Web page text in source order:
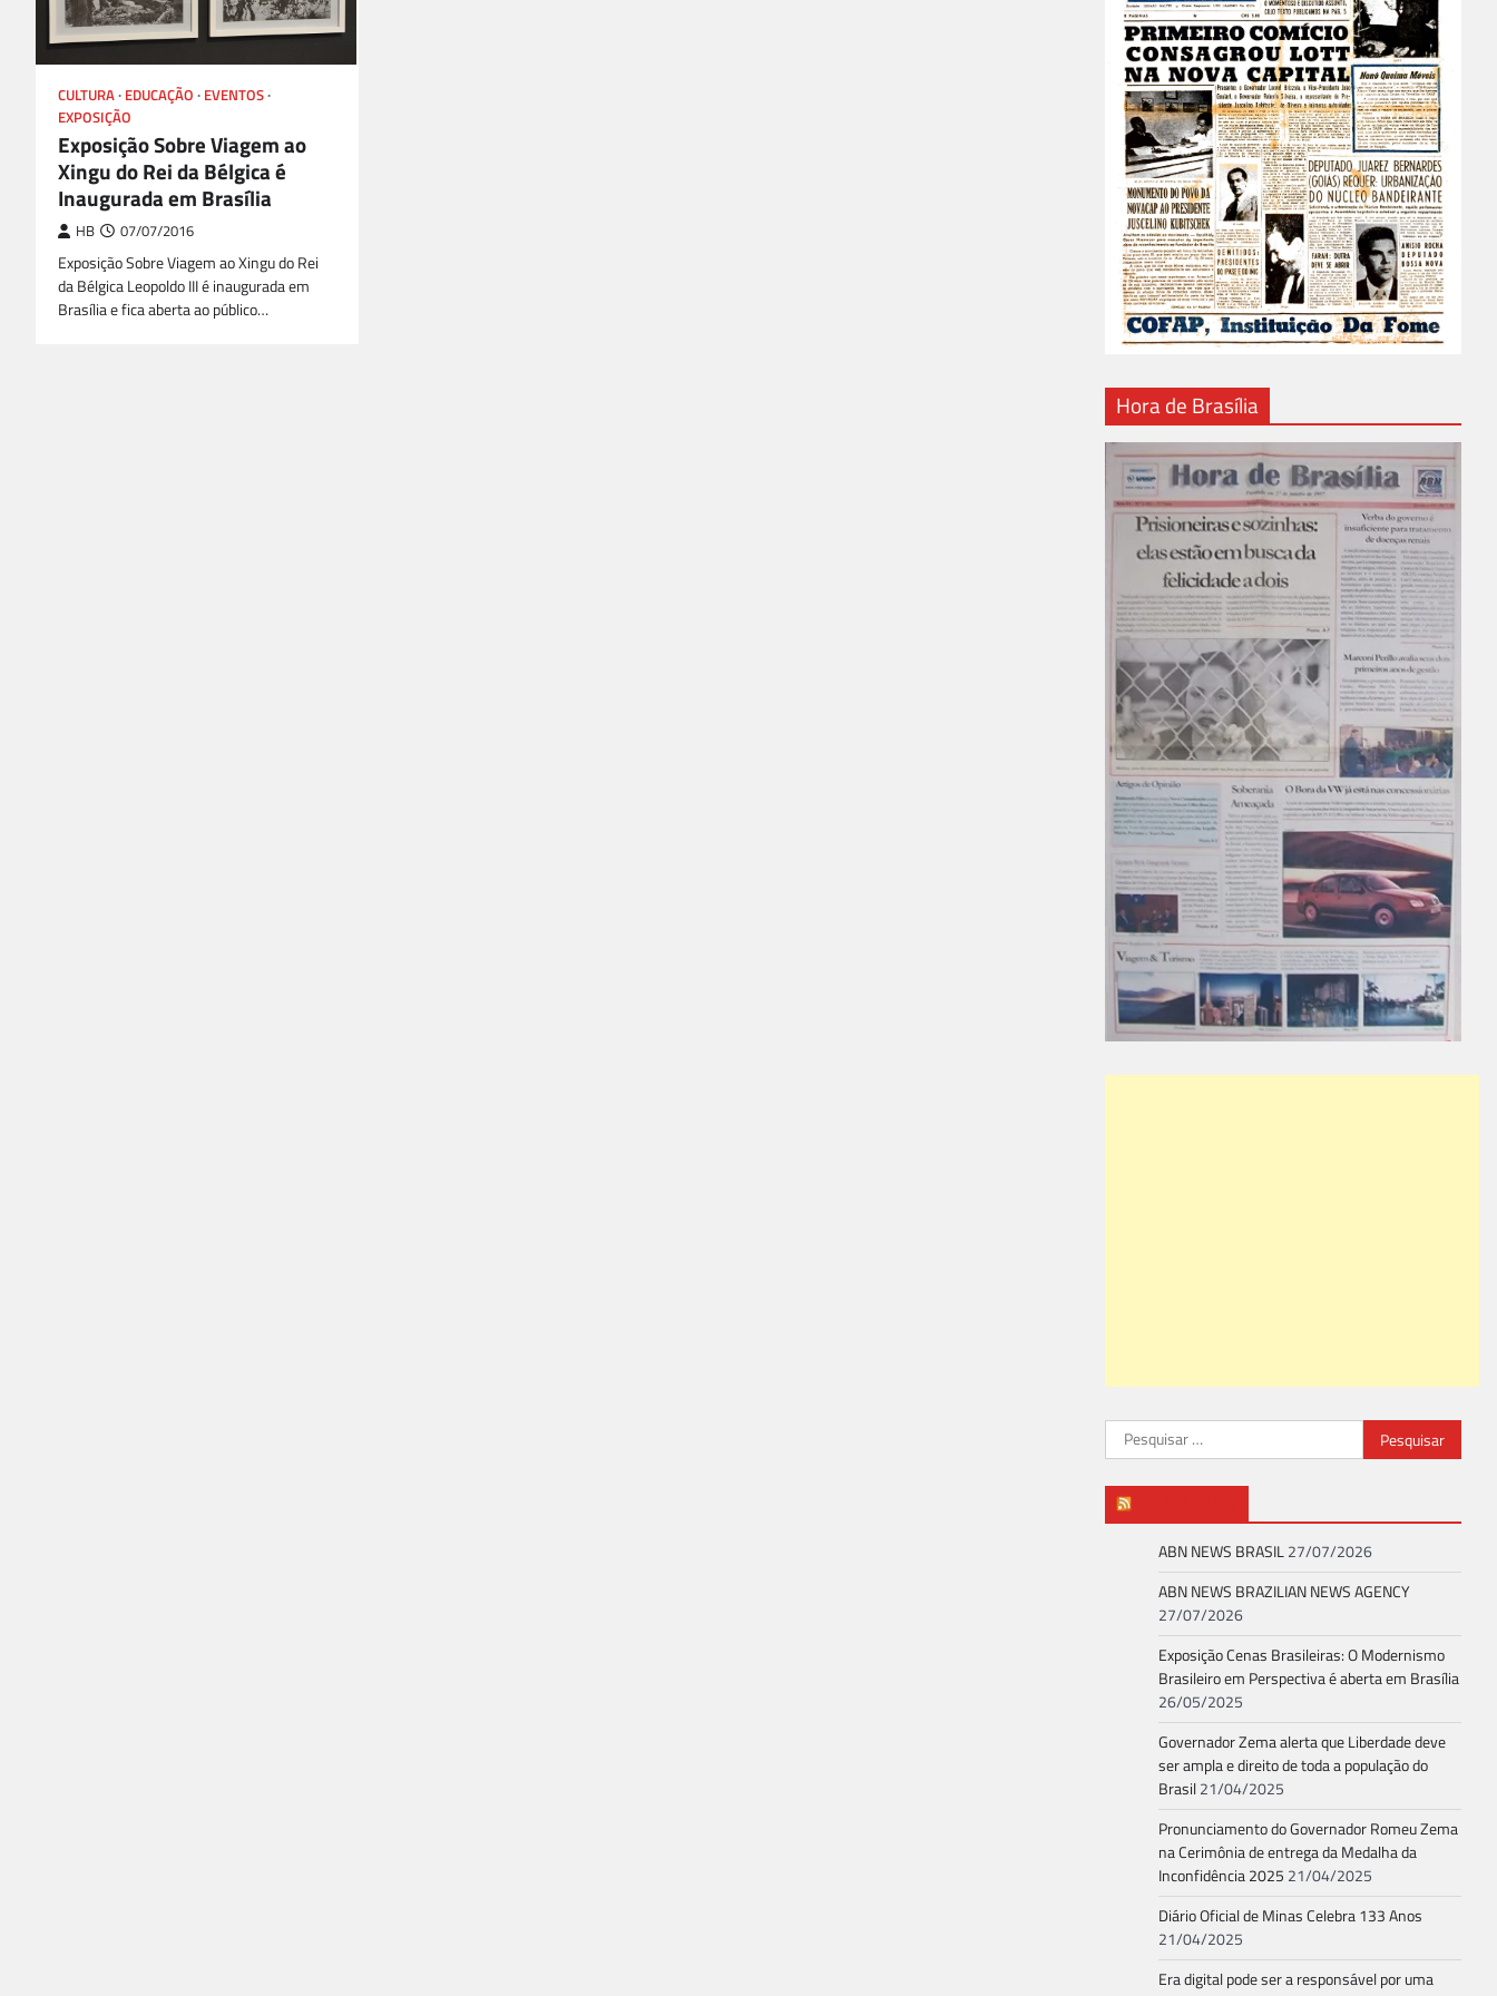
CULTURA EDUCAÇÃO EVENTOS
EXPOSIÇÃO
Exposição Sobre Viagem ao
Xingu do Rei da Bélgica é
Inaugurada em Brasília
HB 07/07/2016
Exposição Sobre Viagem ao Xingu do Rei
da Bélgica Leopoldo III é inaugurada em
Brasília e fica aberta ao público…
Hora de Brasília
Pesquisar
por:
ABN NEWS BRASIL27/07/2026
ABN NEWS BRAZILIAN NEWS AGENCY
27/07/2026
Exposição Cenas Brasileiras: O Modernismo
Brasileiro em Perspectiva é aberta em Brasília
26/05/2025
Governador Zema alerta que Liberdade deve
ser ampla e direito de toda a população do
Brasil21/04/2025
Pronunciamento do Governador Romeu Zema
na Cerimônia de entrega da Medalha da
Inconfidência 2025 21/04/2025
Diário Oficial de Minas Celebra 133 Anos
21/04/2025
Era digital pode ser a responsável por uma